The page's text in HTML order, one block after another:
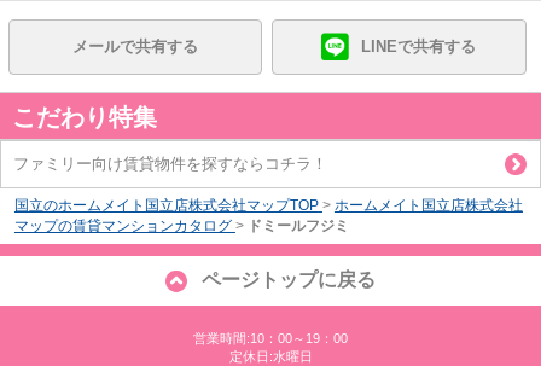
メールで共有する LINEで共有する
こだわり特集
ファミリー向け賃貸物件を探すならコチラ！
国立のホームメイト国立店株式会社マップTOP > ホームメイト国立店株式会社
マップの賃貸マンションカタログ > ドミールフジミ
ページトップに戻る
営業時間:10：00～19：00
定休日:水曜日